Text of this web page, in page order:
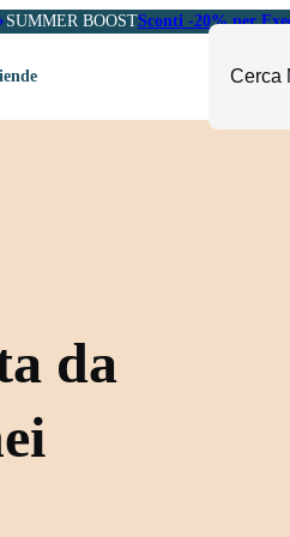
SUMMER BOOSTSconti -20% per
e Pharma
Amministrazione
da